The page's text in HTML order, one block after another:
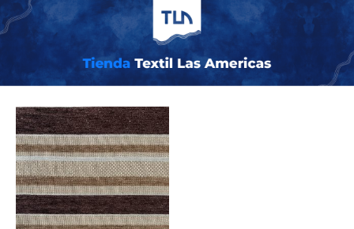
Inicio/ COLOR del producto / Terra